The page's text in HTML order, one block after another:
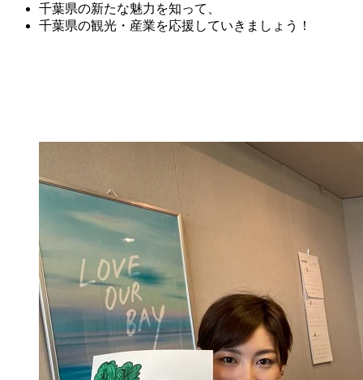
千葉県の新たな魅力を知って、
千葉県の観光・産業を応援していきましょう！